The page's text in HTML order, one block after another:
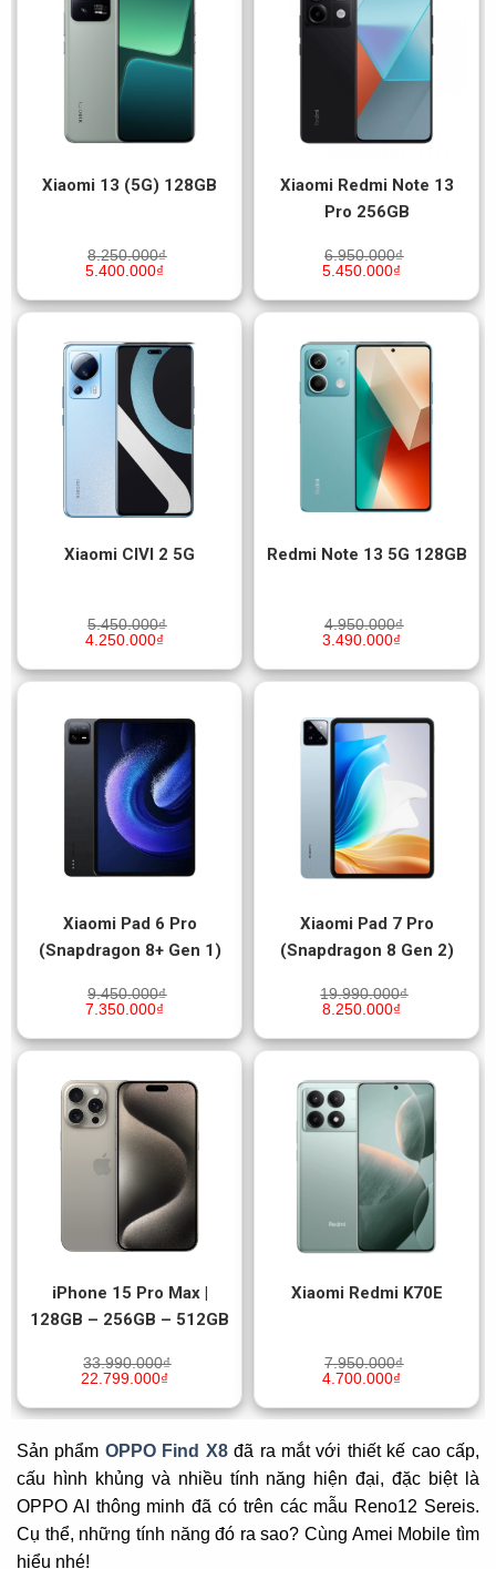
Xiaomi 13 (5G) 128GB
8.250.000₫
5.400.000₫
Xiaomi Redmi Note 13
Pro 256GB
6.950.000₫
5.450.000₫
Xiaomi CIVI 2 5G
5.450.000₫
4.250.000₫
Redmi Note 13 5G 128GB
4.950.000₫
3.490.000₫
Xiaomi Pad 6 Pro
(Snapdragon 8+ Gen 1)
9.450.000₫
7.350.000₫
Xiaomi Pad 7 Pro
(Snapdragon 8 Gen 2)
19.990.000₫
8.250.000₫
iPhone 15 Pro Max |
128GB – 256GB – 512GB
33.990.000₫
22.799.000₫
Xiaomi Redmi K70E
7.950.000₫
4.700.000₫
Sản phẩm OPPO Find X8đã ra mắt với thiết kế cao cấp,
cấu hình khủng và nhiều tính năng hiện đại, đặc biệt là
OPPO AI thông minh đã có trên các mẫu Reno12 Sereis.
Cụ thể, những tính năng đó ra sao? Cùng Amei Mobile tìm
hiểu nhé!